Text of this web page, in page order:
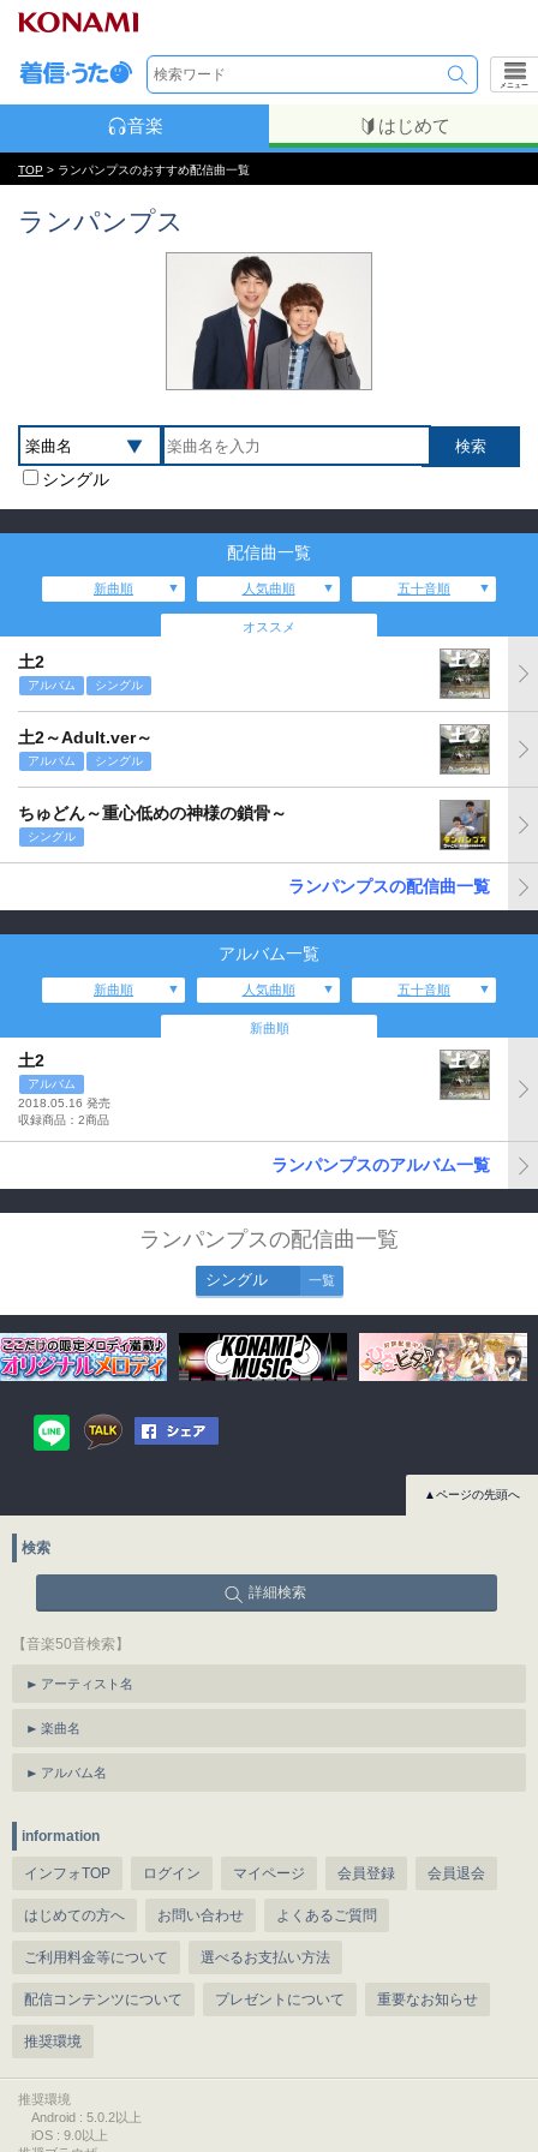
メニュー
音楽 はじめて
TOP > ランパンプスのおすすめ配信曲一覧
ランパンプス
シングル
配信曲一覧
新曲順 人気曲順 五十音順
オススメ
土2
アルバム シングル
土2～Adult.ver～
アルバム シングル
ちゅどん～重心低めの神様の鎖骨～
シングル
ランパンプスの配信曲一覧
アルバム一覧
新曲順 人気曲順 五十音順
新曲順
土2
アルバム
2018.05.16 発売
収録商品：2商品
ランパンプスのアルバム一覧
ランパンプスの配信曲一覧
シングル 一覧
▲ページの先頭へ
検索
詳細検索
【音楽50音検索】
アーティスト名
楽曲名
アルバム名
information
インフォTOP ログイン マイページ 会員登録 会員退会
はじめての方へ お問い合わせ よくあるご質問
ご利用料金等について 選べるお支払い方法
配信コンテンツについて プレゼントについて 重要なお知らせ
推奨環境
推奨環境
Android : 5.0.2以上
iOS : 9.0以上